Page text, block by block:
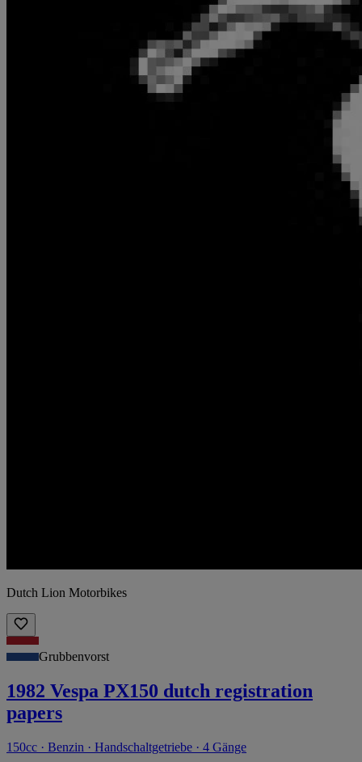
Dutch Lion Motorbikes
Grubbenvorst
1982 Vespa PX150 dutch registration
papers
150cc · Benzin · Handschaltgetriebe · 4 Gänge